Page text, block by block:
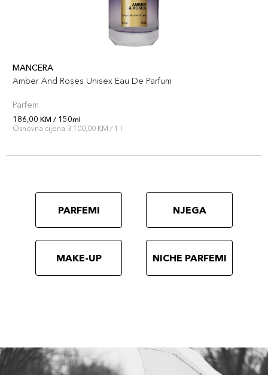
MANCERA
Amber And Roses Unisex Eau De Parfum
Parfem
186,00 KM / 150ml
Osnovna cijena 3.100,00 KM / 1 l
PARFEMI NJEGA
MAKE-UP NICHE PARFEMI